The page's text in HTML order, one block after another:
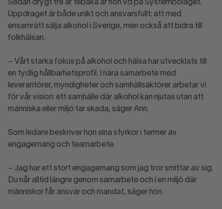
Sedan drygt tre år tillbaka är hon vd på Systembolaget.
Uppdraget är både unikt och ansvarsfullt: att med
ensamrätt sälja alkohol i Sverige, men också att bidra till
folkhälsan.
– Vårt starka fokus på alkohol och hälsa har utvecklats till
en tydlig hållbarhetsprofil. I nära samarbete med
leverantörer, myndigheter och samhällsaktörer arbetar vi
för vår vision: ett samhälle där alkohol kan njutas utan att
människa eller miljö tar skada, säger Ann.
Som ledare beskriver hon sina styrkor i termer av
engagemang och teamarbete.
– Jag har ett stort engagemang som jag tror smittar av sig.
Du når alltid längre genom samarbete och i en miljö där
människor får ansvar och mandat, säger hon.